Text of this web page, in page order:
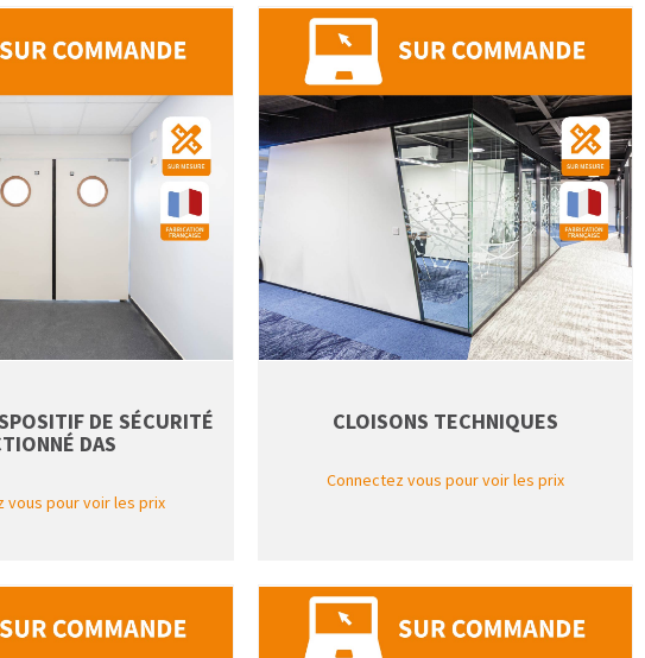
DE SÉCURITÉ
DAS
vous pour voir les prix
CLOISONS TECHNIQUES
Connectez vous pour voir les prix